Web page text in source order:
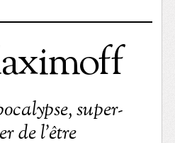
super-
de l’être